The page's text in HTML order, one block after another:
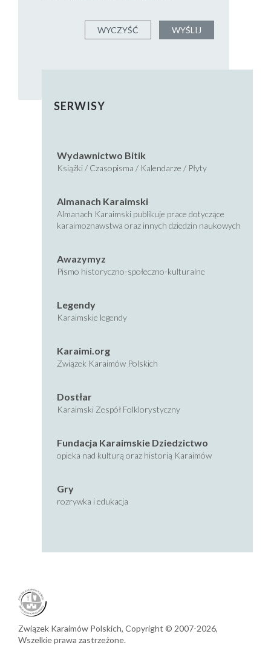
SERWISY
Wydawnictwo Bitik
Książki / Czasopisma / Kalendarze / Płyty
Almanach Karaimski
Almanach Karaimski publikuje prace dotyczące
karaimoznawstwa oraz innych dziedzin naukowych
Awazymyz
Pismo historyczno-społeczno-kulturalne
Legendy
Karaimskie legendy
Karaimi.org
Związek Karaimów Polskich
Dostłar
Karaimski Zespół Folklorystyczny
Fundacja Karaimskie Dziedzictwo
opieka nad kulturą oraz historią Karaimów
Gry
rozrywka i edukacja
Związek Karaimów Polskich, Copyright © 2007-2026,
Wszelkie prawa zastrzeżone.